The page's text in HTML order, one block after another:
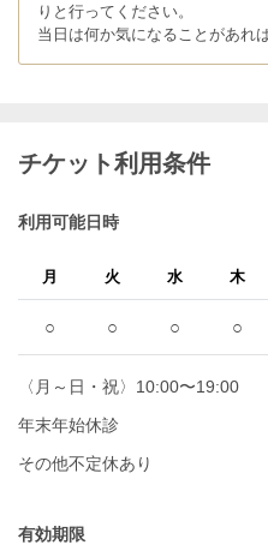
りと行ってください。
当日は何か気になることがあれ
チケット利用条件
利用可能日時
月 火 水 木
○ ○ ○ ○
〈月～日・祝〉10:00〜19:00
年末年始休診
その他不定休あり
有効期限